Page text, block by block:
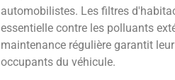
automobilistes. Les filtres
essentielle contre les polluants
maintenance régulière garantit
occupants du véhicule.